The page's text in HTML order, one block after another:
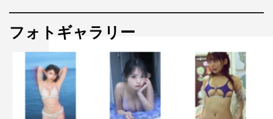
っています。一人でも多くの方の背中を押せたら」とメッ
セージを送った。
映画「羊と鋼の森」は絶賛公開中。
フォトギャラリー